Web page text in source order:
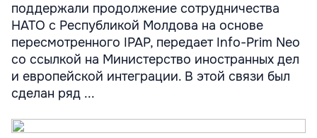
поддержали продолжение сотрудничества
НАТО с Республикой Молдова на основе
пересмотренного IPAP, передает Info-Prim Neo
со ссылкой на Министерство иностранных дел
и европейской интеграции. В этой связи был
сделан ряд ...